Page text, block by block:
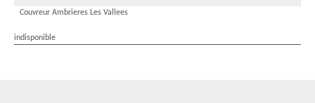
Couvreur Ambrieres Les Vallees
indisponible